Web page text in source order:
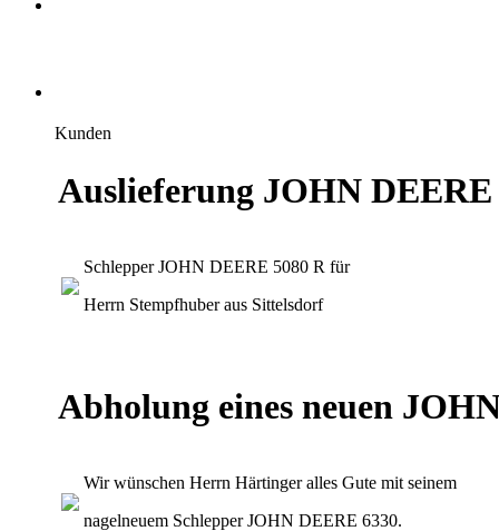
Kunden
Auslieferung JOHN
Schlepper JOHN DEERE 5080 R für
Herrn Stempfhuber aus Sittelsdorf
Abholung eines neuen
Wir wünschen Herrn Härtinger alles Gute mit seinem
nagelneuem Schlepper JOHN DEERE 6330.